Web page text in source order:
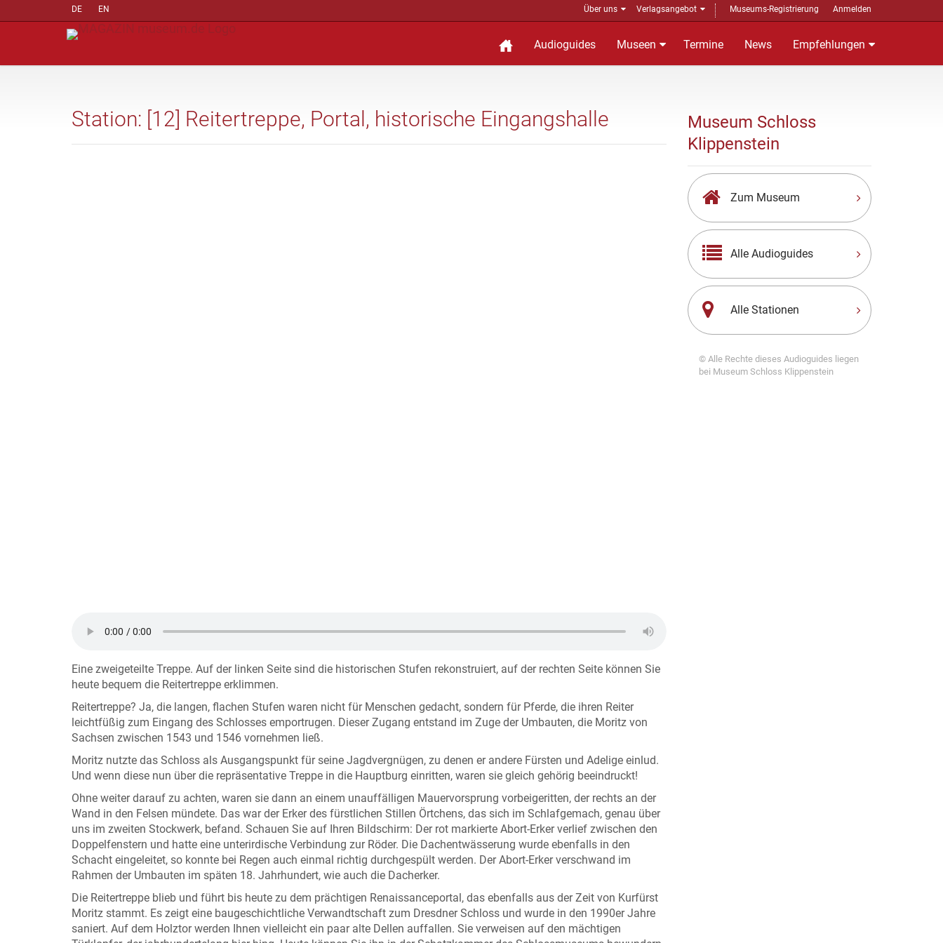
DE EN Über uns Verlagsangebot Museums-Registrierung Anmelden
Audioguides Museen Termine News Empfehlungen
Station: [12] Reitertreppe, Portal, historische Eingangshalle
Eine zweigeteilte Treppe. Auf der linken Seite sind die historischen Stufen rekonstruiert, auf der rechten Seite können Sie
heute bequem die Reitertreppe erklimmen.
Reitertreppe? Ja, die langen, flachen Stufen waren nicht für Menschen gedacht, sondern für Pferde, die ihren Reiter
leichtfüßig zum Eingang des Schlosses emportrugen. Dieser Zugang entstand im Zuge der Umbauten, die Moritz von
Sachsen zwischen 1543 und 1546 vornehmen ließ.
Moritz nutzte das Schloss als Ausgangspunkt für seine Jagdvergnügen, zu denen er andere Fürsten und Adelige einlud.
Und wenn diese nun über die repräsentative Treppe in die Hauptburg einritten, waren sie gleich gehörig beeindruckt!
Ohne weiter darauf zu achten, waren sie dann an einem unauffälligen Mauervorsprung vorbeigeritten, der rechts an der
Wand in den Felsen mündete. Das war der Erker des fürstlichen Stillen Örtchens, das sich im Schlafgemach, genau über
uns im zweiten Stockwerk, befand. Schauen Sie auf Ihren Bildschirm: Der rot markierte Abort-Erker verlief zwischen den
Doppelfenstern und hatte eine unterirdische Verbindung zur Röder. Die Dachentwässerung wurde ebenfalls in den
Schacht eingeleitet, so konnte bei Regen auch einmal richtig durchgespült werden. Der Abort-Erker verschwand im
Rahmen der Umbauten im späten 18. Jahrhundert, wie auch die Dacherker.
Die Reitertreppe blieb und führt bis heute zu dem prächtigen Renaissanceportal, das ebenfalls aus der Zeit von Kurfürst
Moritz stammt. Es zeigt eine baugeschichtliche Verwandtschaft zum Dresdner Schloss und wurde in den 1990er Jahre
saniert. Auf dem Holztor werden Ihnen vielleicht ein paar alte Dellen auffallen. Sie verweisen auf den mächtigen
Museum Schloss
Klippenstein
Zum Museum
Alle Audioguides
Alle Stationen
© Alle Rechte dieses Audioguides liegen
bei Museum Schloss Klippenstein